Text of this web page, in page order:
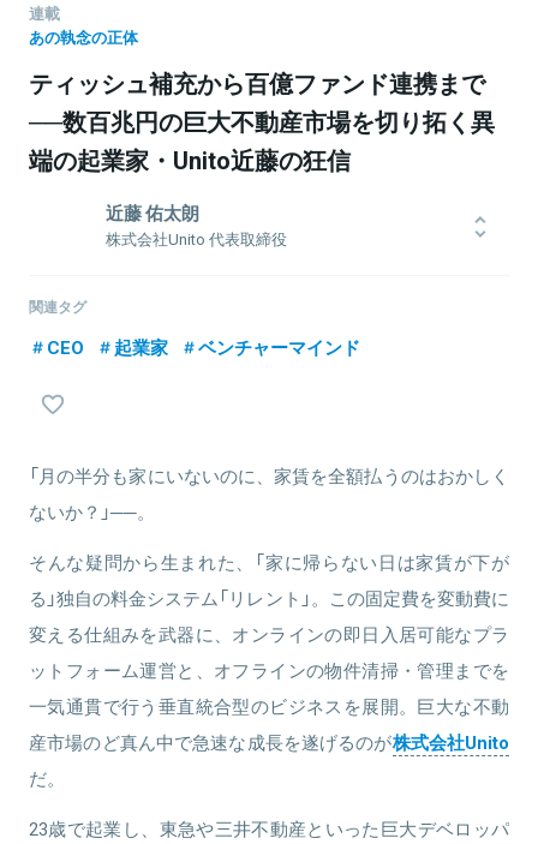
連載
あの執念の正体
ティッシュ補充から百億ファンド連携まで
──数百兆円の巨大不動産市場を切り拓く異
端の起業家・Unito近藤の狂信
近藤 佑太朗
株式会社Unito 代表取締役
治学院大学経営学部卒業。在学中の学生団体設立や当時観光学では
を経て、2017年に起業。2020年2月には「帰らない日は家賃が下が
法人シェアリングエコノミー協会の理事等も務める。2026年5月、一
般社団法人 日本経済団体連合会（経団連）に入会。
関連タグ
CEO 起業家 ベンチャーマインド
「月の半分も家にいないのに、家賃を全額払うのはおかしく
ないか？」──。
そんな疑問から生まれた、「家に帰らない日は家賃が下が
る」独自の料金システム「リレント」。この固定費を変動費に
変える仕組みを武器に、オンラインの即日入居可能なプラ
ットフォーム運営と、オフラインの物件清掃・管理までを
一気通貫で行う垂直統合型のビジネスを展開。巨大な不動
産市場のど真ん中で急速な成長を遂げるのが株式会社Unito
だ。
23歳で起業し、東急や三井不動産といった巨大デベロッパ